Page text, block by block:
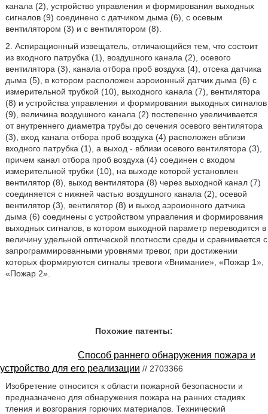
канала (2), устройство управления и формирования выходных
сигналов (9) соединено с датчиком дыма (6), с осевым
вентилятором (3) и с вентилятором (8).
2. Аспирационный извещатель, отличающийся тем, что состоит
из входного патрубка (1), воздушного канала (2), осевого
вентилятора (3), канала отбора проб воздуха (4), отсека датчика
дыма (5), в котором расположен аэроионный датчик дыма (6) с
измерительной трубкой (10), выходного канала (7), вентилятора
(8) и устройства управления и формирования выходных сигналов
(9), величина воздушного канала (2) постепенно увеличивается
от внутреннего диаметра трубы до сечения осевого вентилятора
(3), вход канала отбора проб воздуха (4) расположен вблизи
входного патрубка (1), а выход - вблизи осевого вентилятора (3),
причем канал отбора проб воздуха (4) соединен с входом
измерительной трубки (10), на выходе которой установлен
вентилятор (8), выход вентилятора (8) через выходной канал (7)
соединяется с нижней частью воздушного канала (2), осевой
вентилятор (3), вентилятор (8) и выход аэроионного датчика
дыма (6) соединены с устройством управления и формирования
выходных сигналов, в котором выходной параметр переводится в
величину удельной оптической плотности среды и сравнивается с
запрограммированными уровнями тревог, при достижении
которых формируются сигналы тревоги «Внимание», «Пожар 1»,
«Пожар 2».
Похожие патенты:
Способ раннего обнаружения пожара и
устройство для его реализации // 2703366
Изобретение относится к области пожарной безопасности и
предназначено для обнаружения пожара на ранних стадиях
тления и возгорания горючих материалов. Технический